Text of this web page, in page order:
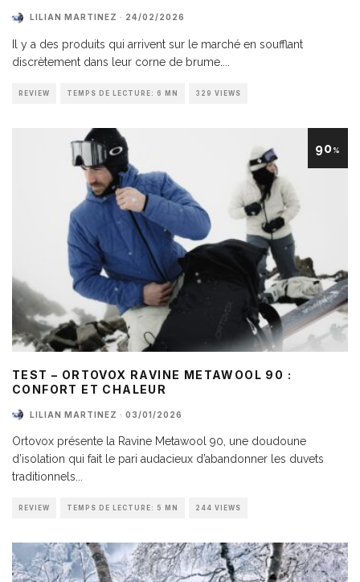
LILIAN MARTINEZ · 24/02/2026
Il y a des produits qui arrivent sur le marché en soufflant
discrètement dans leur corne de brume.
REVIEW TEMPS DE LECTURE: 6 MN 329 VIEWS
90%
TEST – ORTOVOX RAVINE METAWOOL 90 :
CONFORT ET CHALEUR
LILIAN MARTINEZ · 03/01/2026
Ortovox présente la Ravine Metawool 90, une doudoune
d’isolation qui fait le pari audacieux d’abandonner les duvets
traditionnels...
REVIEW TEMPS DE LECTURE: 5 MN 244 VIEWS